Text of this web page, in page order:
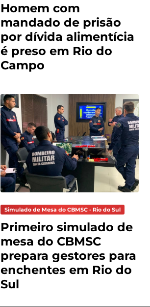
Homem com
mandado de prisão
por dívida alimentícia
é preso em Rio do
Campo
Simulado de Mesa do CBMSC - Rio do Sul
Primeiro simulado de
mesa do CBMSC
prepara gestores para
enchentes em Rio do
Sul